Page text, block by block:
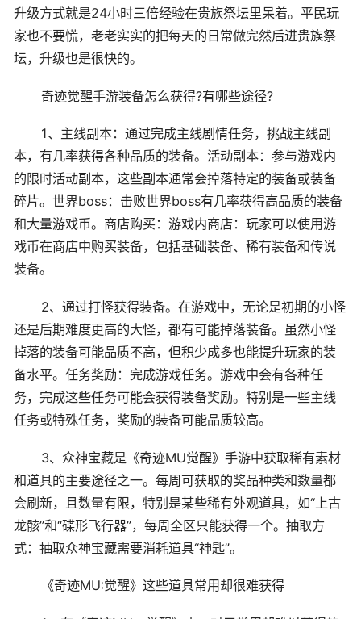
升级方式就是24小时三倍经验在贵族祭坛里呆着。平民玩
家也不要慌，老老实实的把每天的日常做完然后进贵族祭
坛，升级也是很快的。
奇迹觉醒手游装备怎么获得?有哪些途径?
1、主线副本：通过完成主线剧情任务，挑战主线副
本，有几率获得各种品质的装备。活动副本：参与游戏内
的限时活动副本，这些副本通常会掉落特定的装备或装备
碎片。世界boss：击败世界boss有几率获得高品质的装备
和大量游戏币。商店购买：游戏内商店：玩家可以使用游
戏币在商店中购买装备，包括基础装备、稀有装备和传说
装备。
2、通过打怪获得装备。在游戏中，无论是初期的小怪
还是后期难度更高的大怪，都有可能掉落装备。虽然小怪
掉落的装备可能品质不高，但积少成多也能提升玩家的装
备水平。任务奖励：完成游戏任务。游戏中会有各种任
务，完成这些任务可能会获得装备奖励。特别是一些主线
任务或特殊任务，奖励的装备可能品质较高。
3、众神宝藏是《奇迹MU觉醒》手游中获取稀有素材
和道具的主要途径之一。每周可获取的奖品种类和数量都
会刷新，且数量有限，特别是某些稀有外观道具，如“上古
龙骸”和“碟形飞行器”，每周全区只能获得一个。抽取方
式：抽取众神宝藏需要消耗道具“神匙”。
《奇迹MU:觉醒》这些道具常用却很难获得